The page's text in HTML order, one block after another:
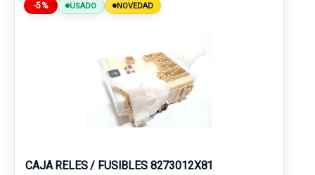
-5% USADO NOVEDAD
CAJA RELES / FUSIBLES 8273012X81